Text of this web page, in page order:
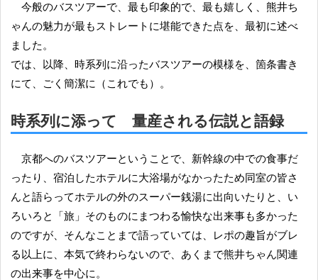
今般のバスツアーで、最も印象的で、最も嬉しく、熊井ち
ゃんの魅力が最もストレートに堪能できた点を、最初に述べ
ました。
では、以降、時系列に沿ったバスツアーの模様を、箇条書き
にて、ごく簡潔に（これでも）。
時系列に添って 量産される伝説と語録
京都へのバスツアーということで、新幹線の中での食事だ
ったり、宿泊したホテルに大浴場がなかったため同室の皆さ
んと語らってホテルの外のスーパー銭湯に出向いたりと、い
ろいろと「旅」そのものにまつわる愉快な出来事も多かった
のですが、そんなことまで語っていては、レポの趣旨がブレ
る以上に、本気で終わらないので、あくまで熊井ちゃん関連
の出来事を中心に。